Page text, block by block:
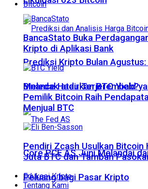
Bitcoin
Prediksi Kripto Bulan Agustus:
Meledak atau Terjerembab?
Core PCE AS Juni Melandai
Peluang bagi Pasar Kripto
BancaStato Buka
Kripto di Aplikasi Bank
Binance Hadirkan BTC Yield
Pemilik Bitcoin Raih
Menjual BTC
Pendiri Zcash Usulkan Bitcoin
Juta BTC dan Tambah
Edukasi Kripto
Tentang Kami